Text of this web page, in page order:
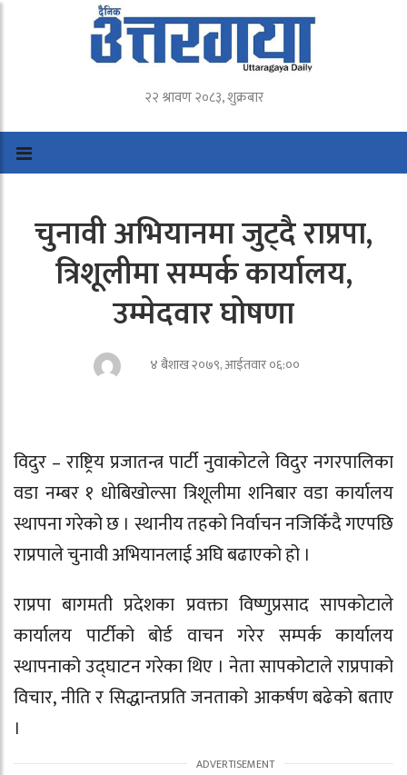
२२ श्रावण २०८३, शुक्रबार
चुनावी अभियानमा जुट्दै राप्रपा,
त्रिशूलीमा सम्पर्क कार्यालय,
उम्मेदवार घोषणा
४ बैशाख २०७९, आईतवार ०६:००
विदुर – राष्ट्रिय प्रजातन्त्र पार्टीनुवाकोटले विदुर नगरपालिका
वडा नम्बर १ धोबिखोल्सा त्रिशूलीमा शनिबार वडा कार्यालय
स्थापना गरेको छ । स्थानीय तहको निर्वाचन नजिकिँदै गएपछि
राप्रपाले चुनावी अभियानलाई अघि बढाएको हो ।
राप्रपा बागमती प्रदेशका प्रवक्ता विष्णुप्रसाद सापकोटाले
कार्यालय पार्टीको बोर्ड वाचन गरेर सम्पर्क कार्यालय
स्थापनाको उद्घाटन गरेका थिए । नेता सापकोटाले राप्रपाको
विचार, नीति र सिद्धान्तप्रति जनताको आकर्षण बढेको बताए
।